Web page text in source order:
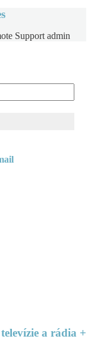
Support admin
a rádia +